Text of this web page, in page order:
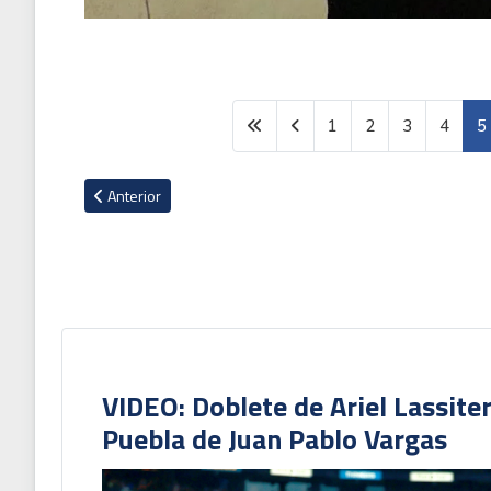
1 2 3 4 5
Artículo anterior: En Inglaterra recuerdan a Paulo César
Anterior
VIDEO: Doblete de Ariel
Puebla de Juan Pablo Vargas